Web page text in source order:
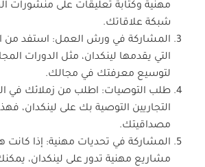
مهنية وكتابة تعليقات على منشورات
شبكة علاقاتك.
المشاركة في ورش العمل: استفد من
التي يقدمها لينكدان، مثل الدورات
لتوسيع معرفتك في مجالك.
طلب التوصيات: اطلب من زملائك في
التجاريين التوصية بك على لينكدان،
مصداقيتك.
المشاركة في تحديات مهنية: إذا كانت
مشاريع مهنية تدور على لينكدان،